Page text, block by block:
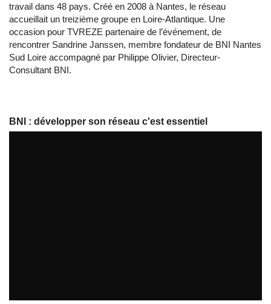
travail dans 48 pays. Créé en 2008 à Nantes, le réseau
accueillait un treizième groupe en Loire-Atlantique. Une
occasion pour TVREZE partenaire de l’événement, de
rencontrer Sandrine Janssen, membre fondateur de BNI Nantes
Sud Loire accompagné par Philippe Olivier, Directeur-
Consultant BNI.
BNI : développer son réseau c'est essentiel